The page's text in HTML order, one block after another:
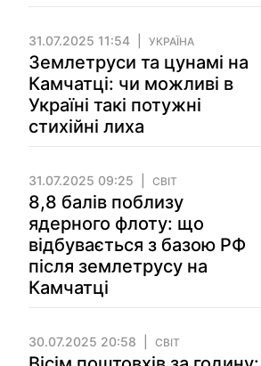
31.07.2025 11:54 УКРАЇНА
Землетруси та цунамі на
Камчатці: чи можливі в
Україні такі потужні
стихійні лиха
31.07.2025 09:25 СВІТ
8,8 балів поблизу
ядерного флоту: що
відбувається з базою РФ
після землетрусу на
Камчатці
30.07.2025 20:58 СВІТ